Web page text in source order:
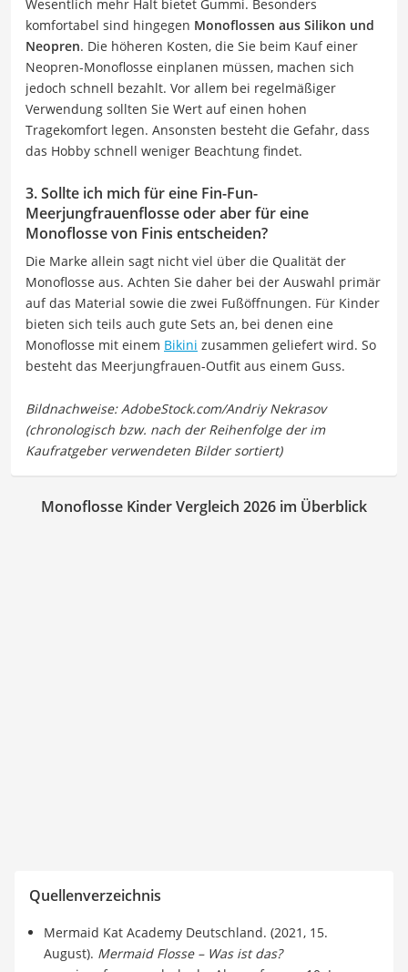
Wesentlich mehr Halt bietet Gummi. Besonders
komfortabel sind hingegen Monoflossen aus Silikon und
Neopren. Die höheren Kosten, die Sie beim Kauf einer
Neopren-Monoflosse einplanen müssen, machen sich
jedoch schnell bezahlt. Vor allem bei regelmäßiger
Verwendung sollten Sie Wert auf einen hohen
Tragekomfort legen. Ansonsten besteht die Gefahr, dass
das Hobby schnell weniger Beachtung findet.
3. Sollte ich mich für eine Fin-Fun-
Meerjungfrauenflosse oder aber für eine
Monoflosse von Finis entscheiden?
Die Marke allein sagt nicht viel über die Qualität der
Monoflosse aus. Achten Sie daher bei der Auswahl primär
auf das Material sowie die zwei Fußöffnungen. Für Kinder
bieten sich teils auch gute Sets an, bei denen eine
Monoflosse mit einem Bikini zusammen geliefert wird. So
besteht das Meerjungfrauen-Outfit aus einem Guss.
Monoflosse Kinder Vergleich 2026 im Überblick
Quellenverzeichnis
Mermaid Kat Academy Deutschland. (2021, 15.
August). Mermaid Flosse – Was ist das?